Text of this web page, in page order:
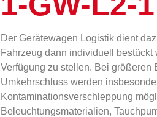
Der Gerätewagen Logistik dient
Fahrzeug dann individuell
Verfügung zu stellen. Bei größeren
Umkehrschluss werden
Kontaminationsverschleppung
Beleuchtungsmaterialien,